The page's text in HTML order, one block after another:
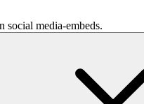
social media-embeds.